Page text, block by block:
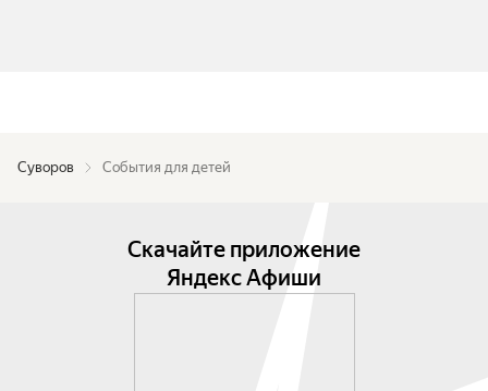
Суворов События для детей
Скачайте приложение
Яндекс Афиши